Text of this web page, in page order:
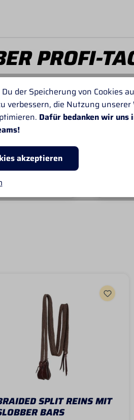
PROFI-
Lieferzeiten
gut.
SPLIT REINS MIT
BARS
der Speicherung von Cookies
verbessern, die Nutzung unserer
Dafür bedanken wir uns
akzeptieren